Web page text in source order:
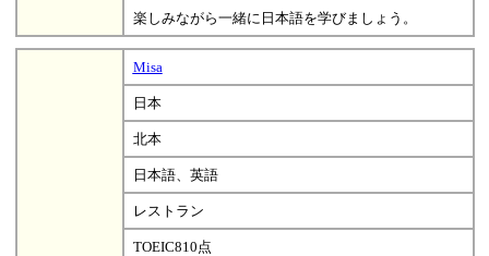
楽しみながら一緒に日本語を学びましょう。
Misa
日本
北本
日本語、英語
レストラン
TOEIC810点